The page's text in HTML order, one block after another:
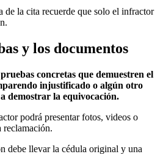
de la cita recuerde que solo el infractor
y los documentos
concretas que demuestren el
injustificado o algún otro
demostrar la equivocación.
podrá presentar fotos, videos o
reclamación.
debe llevar la cédula original y una